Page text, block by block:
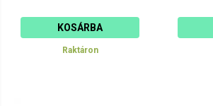
KOSÁRBA
Raktáron